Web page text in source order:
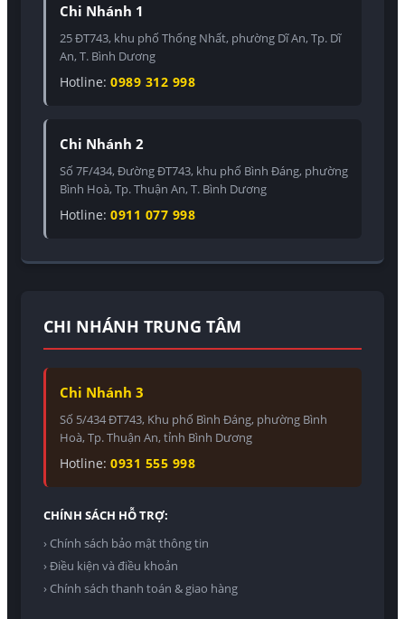
Chi Nhánh 1
25 ĐT743, khu phố Thống Nhất, phường Dĩ An, Tp. Dĩ
An, T. Bình Dương
Hotline: 0989 312 998
Chi Nhánh 2
Số 7F/434, Đường ĐT743, khu phố Bình Đáng, phường
Bình Hoà, Tp. Thuận An, T. Bình Dương
Hotline: 0911 077 998
CHI NHÁNH TRUNG TÂM
Chi Nhánh 3
Số 5/434 ĐT743, Khu phố Bình Đáng, phường Bình
Hoà, Tp. Thuận An, tỉnh Bình Dương
Hotline: 0931 555 998
CHÍNH SÁCH HỖ TRỢ:
› Chính sách bảo mật thông tin
› Điều kiện và điều khoản
› Chính sách thanh toán & giao hàng